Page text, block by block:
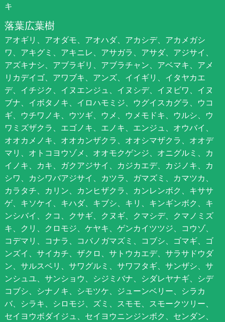
キ
落葉広葉樹
アオギリ、アオダモ、アオハダ、アカシデ、アカメガシ
ワ、アキグミ、アキニレ、アサガラ、アサダ、アジサイ、
アズキナシ、アブラギリ、アブラチャン、アベマキ、アメ
リカデイゴ、アワブキ、アンズ、イイギリ、イタヤカエ
デ、イチジク、イヌエンジュ、イヌシデ、イヌビワ、イヌ
ブナ、イボタノキ、イロハモミジ、ウグイスカグラ、ウコ
ギ、ウチワノキ、ウツギ、ウメ、ウメモドキ、ウルシ、ウ
ワミズザクラ、エゴノキ、エノキ、エンジュ、オウバイ、
オオカメノキ、オオカンザクラ、オオシマザクラ、オオデ
マリ、オトコヨウゾメ、オオモクゲンジ、オニグルミ、カ
イノキ、カキ、ガクアジサイ、カジカエデ、カジノキ、カ
シワ、カシワバアジサイ、カツラ、ガマズミ、カマツカ、
カラタチ、カリン、カンヒザクラ、カンレンボク、キササ
ゲ、キソケイ、キハダ、キブシ、キリ、キンギンボク、キ
ンシバイ、クコ、クサギ、クヌギ、クマシデ、クマノミズ
キ、クリ、クロモジ、ケヤキ、ゲンカイツツジ、コウゾ、
コデマリ、コナラ、コバノガマズミ、コブシ、ゴマギ、ゴ
ンズイ、サイカチ、ザクロ、サトウカエデ、サラサドウダ
ン、サルスベリ、サワグルミ、サワフタギ、サンザシ、サ
ンシュユ、サンショウ、シジミバナ、シダレヤナギ、シデ
コブシ、シナノキ、シモツケ、ジューンベリー、シラカ
バ、シラキ、シロモジ、ズミ、スモモ、スモークツリー、
セイヨウボダイジュ、セイヨウニンジンボク、センダン、